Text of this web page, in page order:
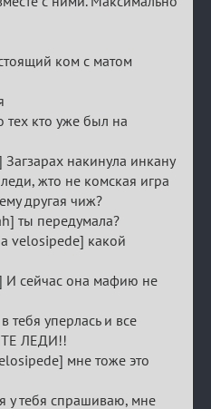
ком с матом
кто уже был на
накинула инкану
жто не комская игра
другая чиж?
ты передумала?
velosipede] какой
И сейчас она мафию не
тебя уперлась и все
ЛЕДИ!!
мне тоже это
у тебя спрашиваю, мне